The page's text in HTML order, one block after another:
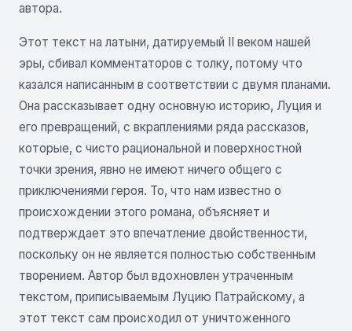
автора.
Этот текст на латыни, датируемый II веком нашей
эры, сбивал комментаторов с толку, потому что
казался написанным в соответствии с двумя планами.
Она рассказывает одну основную историю, Луция и
его превращений, с вкраплениями ряда рассказов,
которые, с чисто рациональной и поверхностной
точки зрения, явно не имеют ничего общего с
приключениями героя. То, что нам известно о
происхождении этого романа, объясняет и
подтверждает это впечатление двойственности,
поскольку он не является полностью собственным
творением. Автор был вдохновлен утраченным
текстом, приписываемым Луцию Патрайскому, а
этот текст сам происходил от уничтоженного